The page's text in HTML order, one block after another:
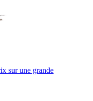
sur une grande